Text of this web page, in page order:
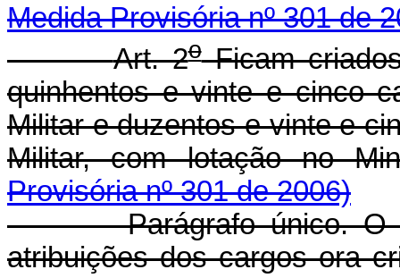
Medida Provisória nº 301 de
Art. 2oFicam
quinhentos e vinte e cinco
Militar e duzentos e vinte e
Militar, com lotação no
Provisória nº 301 de 2006)
Parágrafo único. O
atribuições dos cargos ora